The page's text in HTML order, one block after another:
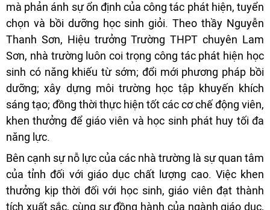
mà phản ánh sự ổn định của công tác phát hiện, tuyển
chọn và bồi dưỡng học sinh giỏi. Theo thầy Nguyễn
Thanh Sơn, Hiệu trưởng Trường THPT chuyên Lam
Sơn, nhà trường luôn coi trọng công tác phát hiện học
sinh có năng khiếu từ sớm; đổi mới phương pháp bồi
dưỡng; xây dựng môi trường học tập khuyến khích
sáng tạo; đồng thời thực hiện tốt các cơ chế động viên,
khen thưởng để giáo viên và học sinh phát huy tối đa
năng lực.
Bên cạnh sự nỗ lực của các nhà trường là sự quan tâm
của tỉnh đối với giáo dục chất lượng cao. Việc khen
thưởng kịp thời đối với học sinh, giáo viên đạt thành
tích xuất sắc, cùng sự đồng hành của ngành giáo dục,